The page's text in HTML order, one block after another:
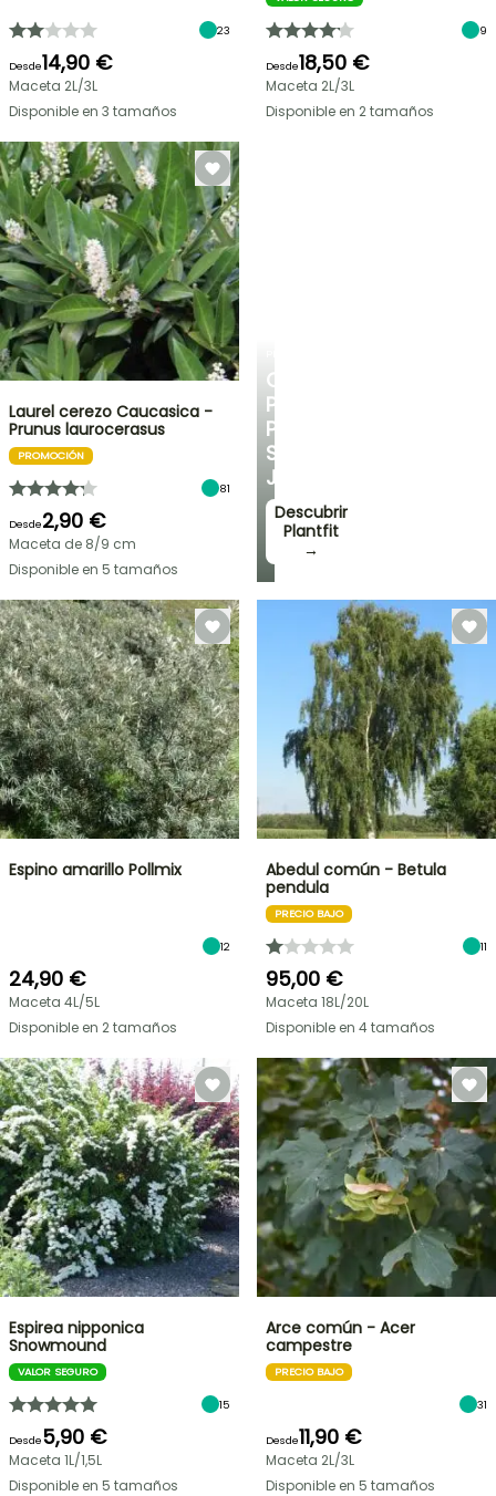
CONSEJOS
PERSONALIZADOS
PARA
SU
JARDÍN
Descubrir
Plantfit
→
23
Desde14,90 €
Maceta 2L/3L
Disponible en 3 tamaños
9
Desde18,50 €
Maceta 2L/3L
Disponible en 2 tamaños
Laurel cerezo Caucasica -
Prunus laurocerasus
PROMOCIÓN
81
Desde2,90 €
Maceta de 8/9 cm
Disponible en 5 tamaños
Espino amarillo Pollmix
12
24,90 €
Maceta 4L/5L
Disponible en 2 tamaños
Abedul común - Betula
pendula
PRECIO BAJO
11
95,00 €
Maceta 18L/20L
Disponible en 4 tamaños
Espirea nipponica
Snowmound
VALOR SEGURO
15
Desde5,90 €
Maceta 1L/1,5L
Disponible en 5 tamaños
Arce común - Acer
campestre
PRECIO BAJO
31
Desde11,90 €
Maceta 2L/3L
Disponible en 5 tamaños